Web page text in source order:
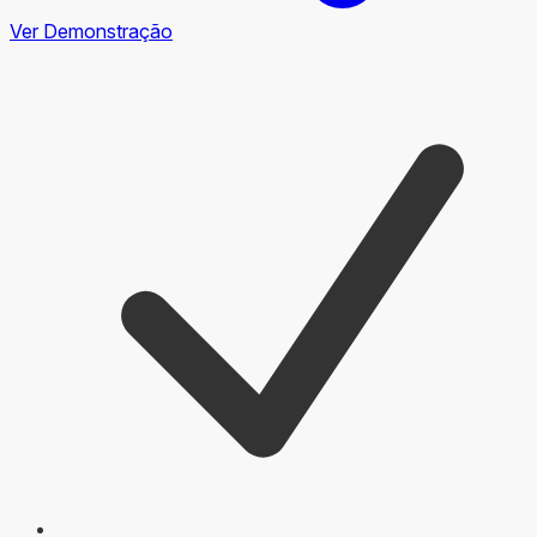
Ver Demonstração